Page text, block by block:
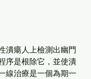
潰瘍人上檢測出幽門
序是根除它，並使潰
線治療是一個為期一